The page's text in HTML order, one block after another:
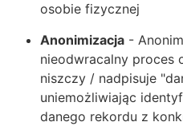
osobie fizycznej
Anonimizacja -
nieodwracalny proces
niszczy / nadpisuje
uniemożliwiając
danego rekordu z